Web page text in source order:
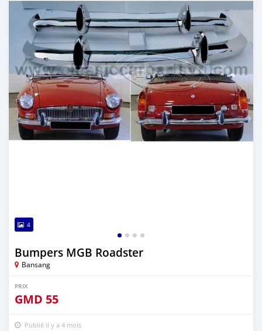
4
Bumpers MGB Roadster
Bansang
PRIX
GMD 55
Publié il y a 4 mois